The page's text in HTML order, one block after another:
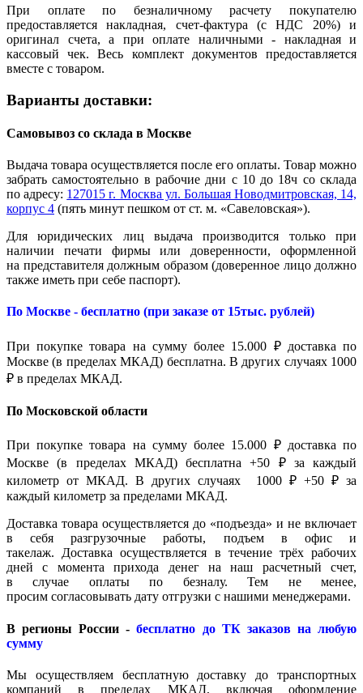
При оплате по безналичному расчету покупателю
предоставляется накладная, счет-фактура (с НДС 20%) и
оригинал счета, а при оплате наличными - накладная и
кассовый чек. Весь комплект документов предоставляется
вместе с товаром.
Варианты доставки:
Самовывоз со склада в Москве
Выдача товара осуществляется после его оплаты. Товар можно
забрать самостоятельно в рабочие дни с 10 до 18ч со склада
по адресу: 127015 г. Москва ул. Большая Новодмитровская, 14,
корпус 4 (пять минут пешком от ст. м. «Савеловская»).
Для юридических лиц выдача производится только при
наличии печати фирмы или доверенности, оформленной
на представителя должным образом (доверенное лицо должно
также иметь при себе паспорт).
По Москве - бесплатно (при заказе от 15тыс. рублей)
При покупке товара на сумму более 15.000 ₽ доставка по
Москве (в пределах МКАД) бесплатна. В других случаях 1000
₽ в пределах МКАД.
По Московской области
При покупке товара на сумму более 15.000 ₽ доставка по
Москве (в пределах МКАД) бесплатна +50 ₽ за каждый
километр от МКАД. В других случаях 1000 ₽ +50 ₽ за
каждый километр за пределами МКАД.
Доставка товара осуществляется до «подъезда» и не включает
в себя разгрузочные работы, подъем в офис и
такелаж. Доставка осуществляется в течение трёх рабочих
дней с момента прихода денег на наш расчетный счет,
в случае оплаты по безналу. Тем не менее,
просим согласовывать дату отгрузки с нашими менеджерами.
В регионы России -бесплатно до ТК заказов на любую
сумму
Мы осуществляем бесплатную доставку до транспортных
компаний в пределах МКАД, включая оформление